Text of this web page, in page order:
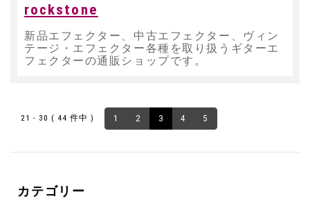
rockstone
新品エフェクター、中古エフェクター、ヴィン
テージ・エフェクター各種を取り扱うギターエ
フェクターの通販ショップです。
21 - 30 ( 44 件中 ) 1 2 3 4 5
カテゴリー